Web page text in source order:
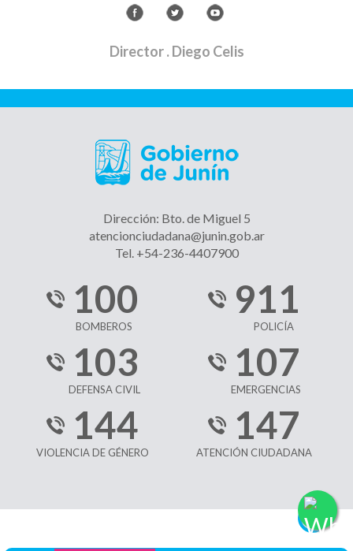
Director. Diego Celis
Dirección: Bto. de Miguel 5
atencionciudadana@junin.gob.ar
Tel. +54-236-4407900
100
BOMBEROS
911
POLICÍA
103
DEFENSA CIVIL
107
EMERGENCIAS
144
VIOLENCIA DE GÉNERO
147
ATENCIÓN CIUDADANA